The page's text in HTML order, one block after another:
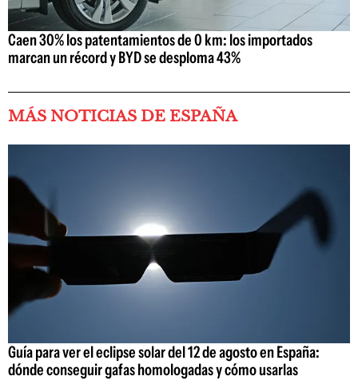
Caen 30% los patentamientos de 0 km: los importados
marcan un récord y BYD se desploma 43%
MÁS NOTICIAS DE ESPAÑA
Guía para ver el eclipse solar del 12 de agosto en España:
dónde conseguir gafas homologadas y cómo usarlas